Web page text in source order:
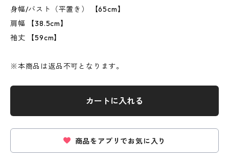
身幅/バスト（平置き） 【65cm】
肩幅 【38.5cm】
袖丈 【59cm】
※本商品は返品不可となります。
カートに入れる
商品をアプリでお気に入り